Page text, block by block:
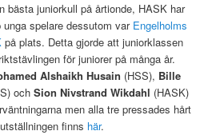
bästa juniorkull på årtionde, HASK har
spelare dessutom var Engelholms
på plats. Detta gjorde att juniorklassen
för juniorer på många år.
Alshaikh Husain (HSS), Bille
ochSion Nivstrand Wikdahl (HASK)
men alla tre pressades hårt
finns här.